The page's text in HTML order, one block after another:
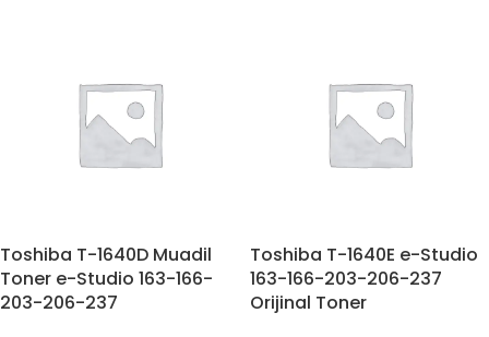
Toshiba T-1640D Muadil
Toner e-Studio 163-166-
203-206-237
Toshiba T-1640E e-Studio
163-166-203-206-237
Orijinal Toner